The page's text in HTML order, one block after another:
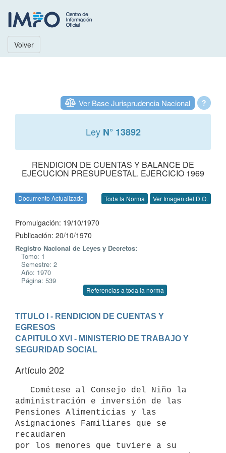
Volver
?
Ver Base Jurisprudencia Nacional
Ley N° 13892
RENDICION DE CUENTAS Y BALANCE DE
EJECUCION PRESUPUESTAL. EJERCICIO 1969
Documento Actualizado Toda la Norma Ver Imagen del D.O.
Promulgación: 19/10/1970
Publicación: 20/10/1970
Registro Nacional de Leyes y Decretos:
Tomo: 1
Semestre: 2
Año: 1970
Página: 539
Referencias a toda la norma
TITULO I - RENDICION DE CUENTAS Y
EGRESOS
CAPITULO XVI - MINISTERIO DE TRABAJO Y
SEGURIDAD SOCIAL
Artículo 202
administración e inversión de las
Pensiones Alimenticias y las
Asignaciones Familiares que se
recaudaren
por los menores que tuviere a su